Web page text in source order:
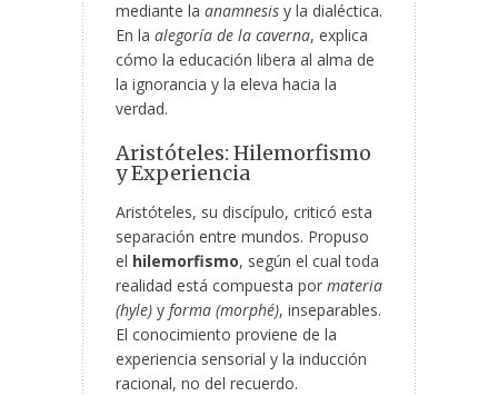
mediante la anamnesis y la dialéctica.
En la alegoría de la caverna, explica
cómo la educación libera al alma de
la ignorancia y la eleva hacia la
verdad.
Aristóteles: Hilemorfismo
y Experiencia
Aristóteles, su discípulo, criticó esta
separación entre mundos. Propuso
el hilemorfismo, según el cual toda
realidad está compuesta por materia
(hyle) y forma (morphé), inseparables.
El conocimiento proviene de la
experiencia sensorial y la inducción
racional, no del recuerdo.